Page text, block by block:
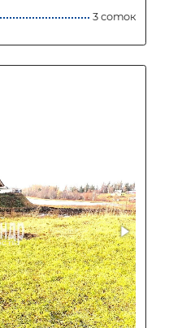
не является кредитной
банками-
и не является
кредиту и предоставления
к менеджерам нашей
д. 15 тел. +7(812) 200-4000 )